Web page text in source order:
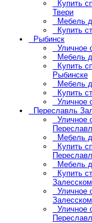
Купить
Твери
Мебель
Купить
Рыбинск
Уличное
Мебель
Купить
Рыбинске
Мебель
Купить
Уличное
Переславль
Уличное
Мебель
Купить
Мебель
Купить
Залесском
Уличное
Залесском
Уличное